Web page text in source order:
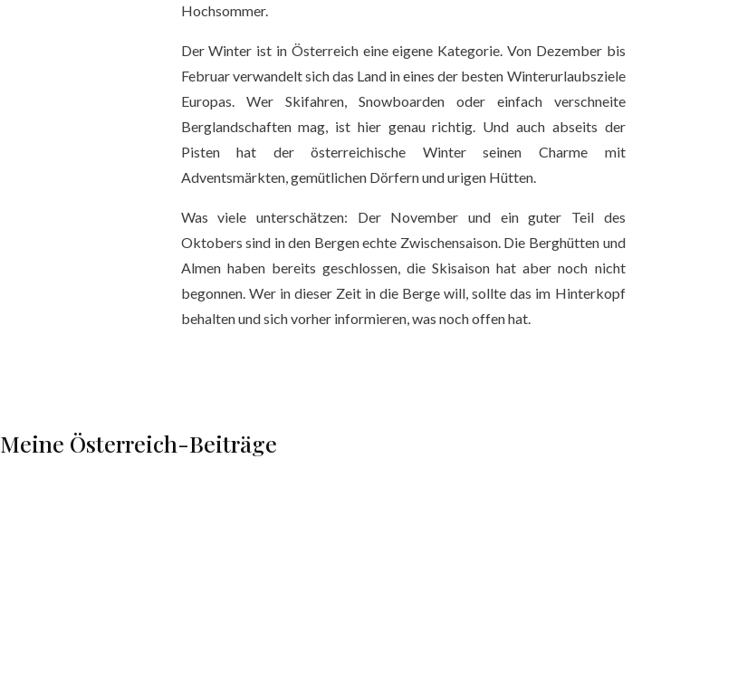
Hochsommer.
Der Winter ist in Österreich eine eigene Kategorie. Von Dezember bis
Februar verwandelt sich das Land in eines der besten Winterurlaubsziele
Europas. Wer Skifahren, Snowboarden oder einfach verschneite
Berglandschaften mag, ist hier genau richtig. Und auch abseits der
Pisten hat der österreichische Winter seinen Charme mit
Adventsmärkten, gemütlichen Dörfern und urigen Hütten.
Was viele unterschätzen: Der November und ein guter Teil des
Oktobers sind in den Bergen echte Zwischensaison. Die Berghütten und
Almen haben bereits geschlossen, die Skisaison hat aber noch nicht
begonnen. Wer in dieser Zeit in die Berge will, sollte das im Hinterkopf
behalten und sich vorher informieren, was noch offen hat.
Meine Österreich-Beiträge